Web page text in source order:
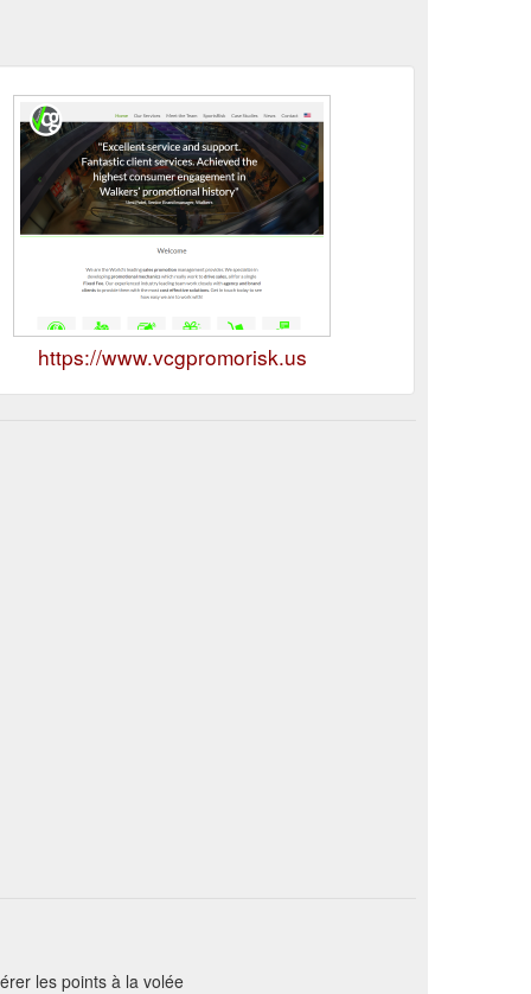
https://www.vcgpromorisk.us
les points à la volée